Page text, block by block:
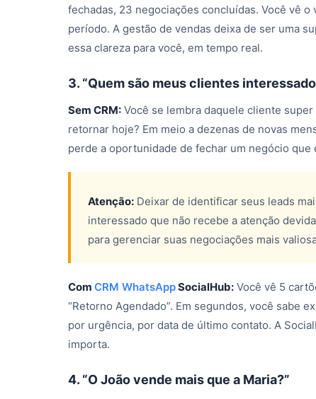
fechadas, 23 negociações concluídas. Você vê
período. A gestão de vendas deixa de ser uma
essa clareza para você, em tempo real.
3. “Quem são meus clientes
Sem CRM: Você se lembra daquele cliente
retornar hoje? Em meio a dezenas de novas
perde a oportunidade de fechar um negócio que
Atenção: Deixar de identificar seus leads
interessado que não recebe a atenção
para gerenciar suas negociações mais
Com CRM WhatsAppSocialHub: Você vê 5
“Retorno Agendado”. Em segundos, você sabe
por urgência, por data de último contato. A
importa.
4. “O João vende mais que a Maria?”